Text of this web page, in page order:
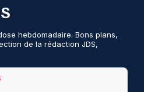
hebdomadaire. Bons plans,
de la rédaction JDS,